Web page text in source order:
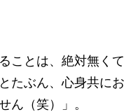
ことは、絶対無くて
たぶん、心身共にお
ん（笑）」。